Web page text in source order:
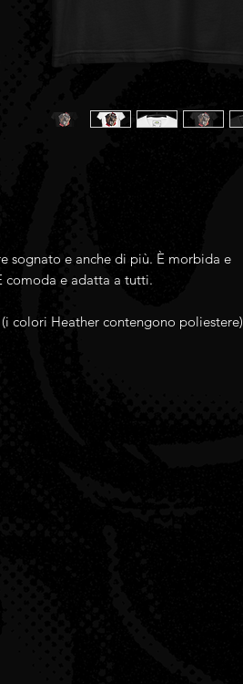
sognato e anche di più. È morbida e
comoda e adatta a tutti.
colori Heather contengono poliestere)